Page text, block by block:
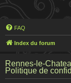
FAQ
Index du forum
Rennes-le-
Politique de